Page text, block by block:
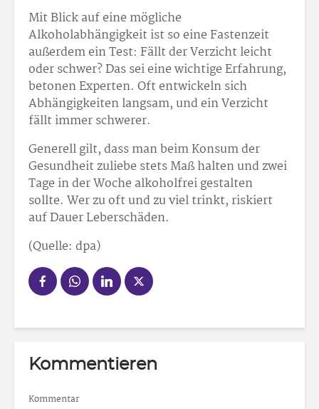
Mit Blick auf eine mögliche
Alkoholabhängigkeit ist so eine Fastenzeit
außerdem ein Test: Fällt der Verzicht leicht
oder schwer? Das sei eine wichtige Erfahrung,
betonen Experten. Oft entwickeln sich
Abhängigkeiten langsam, und ein Verzicht
fällt immer schwerer.
Generell gilt, dass man beim Konsum der
Gesundheit zuliebe stets Maß halten und zwei
Tage in der Woche alkoholfrei gestalten
sollte. Wer zu oft und zu viel trinkt, riskiert
auf Dauer Leberschäden.
(Quelle: dpa)
Kommentieren
Kommentar